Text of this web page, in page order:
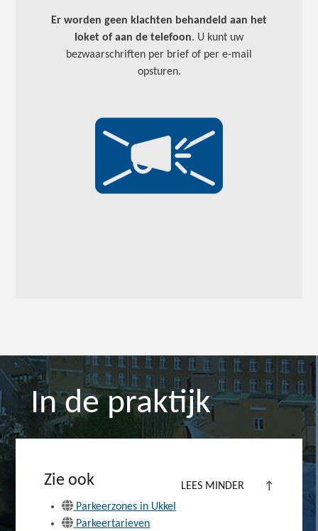
Er worden geen klachten behandeld aan het
loket of aan de telefoon. U kunt uw
bezwaarschriften per brief of per e-mail
opsturen.
In de praktijk
Zie ook LEES MINDER
↑
Parkeerzones in Ukkel
Parkeertarieven